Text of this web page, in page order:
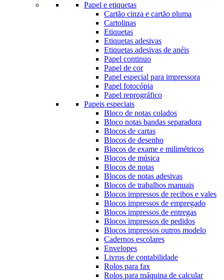
Papel e etiquetas
Cartão cinza e cartão pluma
Cartolinas
Etiquetas
Etiquetas adesivas
Etiquetas adesivas de anéis
Papel continuo
Papel de cor
Papel especial para impressora
Papel fotocópia
Papel reprográfico
Papeis especiais
Bloco de notas colados
Bloco notas bandas separadora
Blocos de cartas
Blocos de desenho
Blocos de exame e milimétricos
Blocos de música
Blocos de notas
Blocos de notas adesivas
Blocos de trabalhos manuais
Blocos impressos de recibos e vales
Blocos impressos de empregado
Blocos impressos de entregas
Blocos impressos de pedidos
Blocos impressos outros modelo
Cadernos escolares
Envelopes
Livros de contabilidade
Rolos para fax
Rolos para máquina de calcular